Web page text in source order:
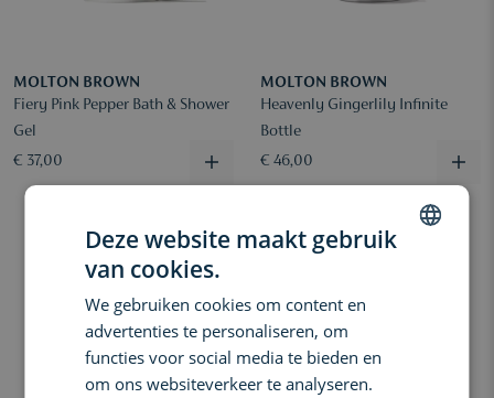
MOLTON BROWN
Fiery Pink Pepper Bath & Shower
Gel
€ 37,00
MOLTON BROWN
Heavenly Gingerlily Infinite
Bottle
€ 46,00
Deze website maakt gebruik
van cookies.
We gebruiken cookies om content en
advertenties te personaliseren, om
functies voor social media te bieden en
om ons websiteverkeer te analyseren.